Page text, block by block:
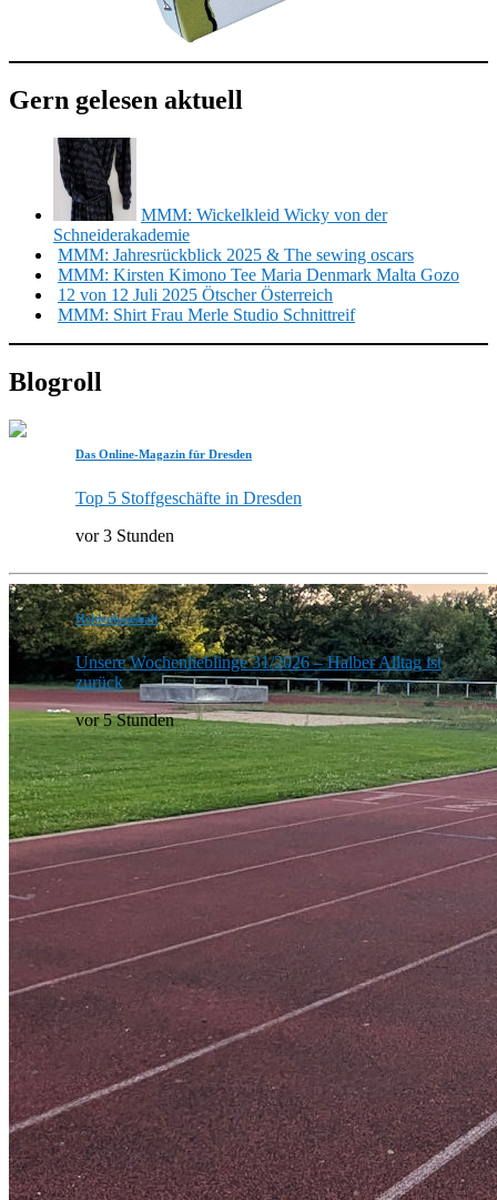
Gern gelesen aktuell
MMM: Wickelkleid Wicky von der
Schneiderakademie
MMM: Jahresrückblick 2025 & The sewing oscars
MMM: Kirsten Kimono Tee Maria Denmark Malta Gozo
12 von 12 Juli 2025 Ötscher Österreich
MMM: Shirt Frau Merle Studio Schnittreif
Blogroll
Das Online-Magazin für Dresden
Top 5 Stoffgeschäfte in Dresden
vor 3 Stunden
Heldenhaushalt
Unsere Wochenlieblinge 31/2026 – Halber Alltag ist
zurück
vor 5 Stunden